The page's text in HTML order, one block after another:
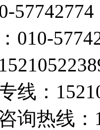
57742774
010-
线：
询热线：